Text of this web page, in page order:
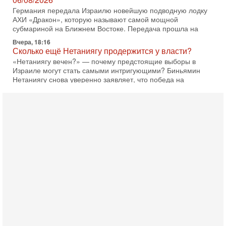
субмариной на Ближнем Востоке. Передача прошла на
Вчера, 18:16
Сколько ещё Нетаниягу продержится у власти?
«Нетаниягу вечен?» — почему предстоящие выборы в
Израиле могут стать самыми интригующими? Биньямин
Нетаниягу снова уверенно заявляет, что победа на
Вчера, 08:51
Трамп пригрозил Ирану ударом - НОВОСТИ